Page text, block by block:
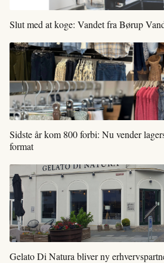
Slut med at koge: Vandet fra Børup
Sidste år kom 800 forbi: Nu vender
format
Gelato Di Natura bliver ny